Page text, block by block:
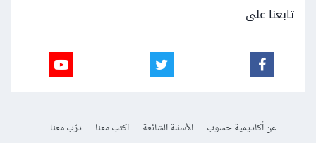
تابعنا على
عن أكاديمية حسوب الأسئلة الشائعة اكتب معنا
درّب معنا